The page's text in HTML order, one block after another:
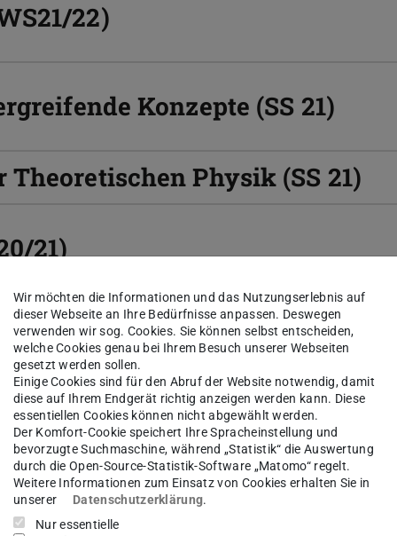
22)
Konzepte (SS 21)
Physik (SS 21)
21)
(SS 20)
Physik (SS 20)
19/20)
Pfadintegralformalismus (SS
Wir möchten die Informationen und das Nutzungserlebnis auf
dieser Webseite an Ihre Bedürfnisse anpassen. Deswegen
verwenden wir sog. Cookies. Sie können selbst entscheiden,
welche Cookies genau bei Ihrem Besuch unserer Webseiten
gesetzt werden sollen.
Einige Cookies sind für den Abruf der Website notwendig, damit
diese auf Ihrem Endgerät richtig anzeigen werden kann. Diese
essentiellen Cookies können nicht abgewählt werden.
Der Komfort-Cookie speichert Ihre Spracheinstellung und
bevorzugte Suchmaschine, während „Statistik“ die Auswertung
durch die Open-Source-Statistik-Software „Matomo“ regelt.
Weitere Informationen zum Einsatz von Cookies erhalten Sie in
unserer
Datenschutzerklärung.
Nur essentielle